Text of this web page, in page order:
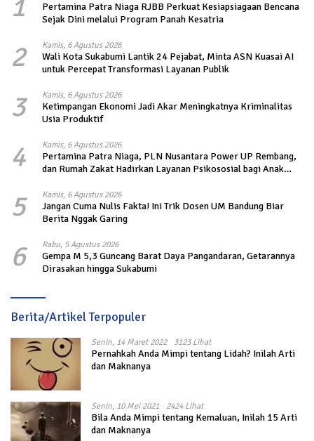
Pertamina Patra Niaga RJBB Perkuat Kesiapsiagaan Bencana
Sejak Dini melalui Program Panah Kesatria
2 Kamis, 6 Agustus 2026
Wali Kota Sukabumi Lantik 24 Pejabat, Minta ASN Kuasai AI
untuk Percepat Transformasi Layanan Publik
3 Kamis, 6 Agustus 2026
Ketimpangan Ekonomi Jadi Akar Meningkatnya Kriminalitas
Usia Produktif
4 Kamis, 6 Agustus 2026
Pertamina Patra Niaga, PLN Nusantara Power UP Rembang,
dan Rumah Zakat Hadirkan Layanan Psikososial bagi Anak
5 Kamis, 6 Agustus 2026
Jangan Cuma Nulis Fakta! Ini Trik Dosen UM Bandung Biar
Berita Nggak Garing
6 Rabu, 5 Agustus 2026
Gempa M 5,3 Guncang Barat Daya Pangandaran, Getarannya
Dirasakan hingga Sukabumi
Berita/Artikel Terpopuler
Senin, 14 Maret 2022 3123 Lihat
Pernahkah Anda Mimpi tentang Lidah? Inilah Arti
dan Maknanya
Senin, 10 Mei 2021 2424 Lihat
Bila Anda Mimpi tentang Kemaluan, Inilah 15 Arti
dan Maknanya